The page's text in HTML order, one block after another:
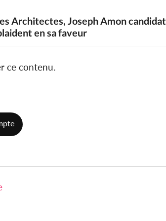
Architectes, Joseph Amon candidat
en sa faveur
ce contenu.